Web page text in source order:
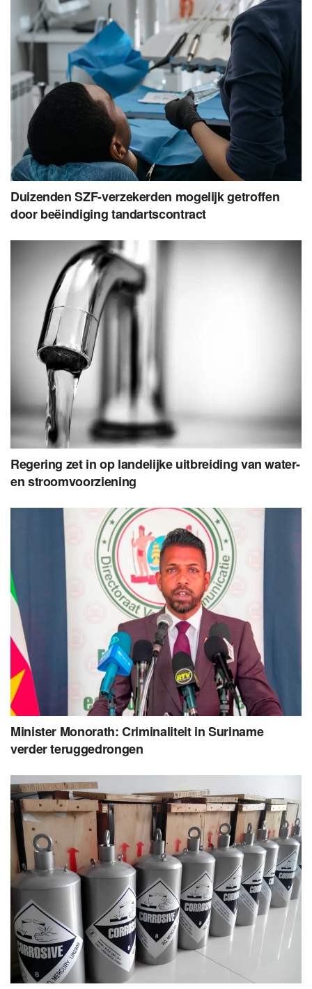
Duizenden SZF-verzekerden mogelijk getroffen
door beëindiging tandartscontract
Regering zet in op landelijke uitbreiding van water-
en stroomvoorziening
Minister Monorath: Criminaliteit in Suriname
verder teruggedrongen